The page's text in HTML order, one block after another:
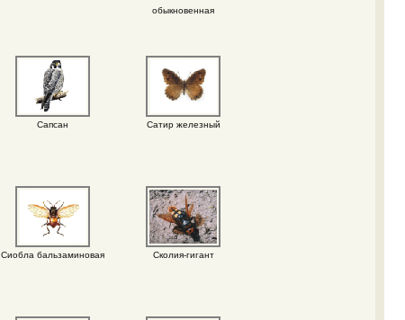
обыкновенная
Сапсан Сатир железный
Сиобла бальзаминовая Сколия-гигант